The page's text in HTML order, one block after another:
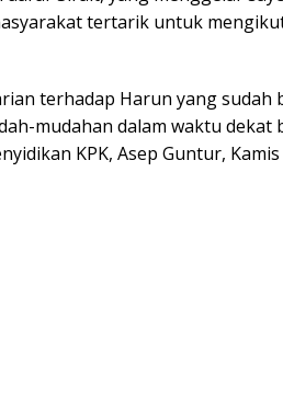
tertarik untuk
terhadap Harun yang
mudahan dalam waktu
KPK, Asep Guntur,